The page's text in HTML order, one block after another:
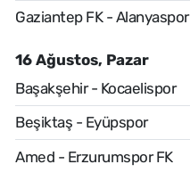
Gaziantep FK - Alanyaspor
16 Ağustos, Pazar
Başakşehir - Kocaelispor
Beşiktaş - Eyüpspor
Amed - Erzurumspor FK